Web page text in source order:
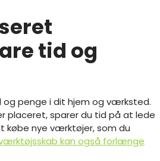
tid og
penge i dit hjem og værksted.
placeret, sparer du tid på at lede
købe nye værktøjer, som du
kan også forlænge